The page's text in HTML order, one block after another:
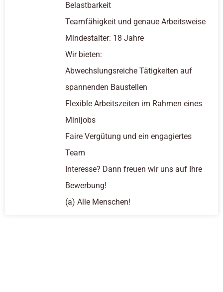
Belastbarkeit
Teamfähigkeit und genaue Arbeitsweise
Mindestalter: 18 Jahre
Wir bieten:
Abwechslungsreiche Tätigkeiten auf
spannenden Baustellen
Flexible Arbeitszeiten im Rahmen eines
Minijobs
Faire Vergütung und ein engagiertes
Team
Interesse? Dann freuen wir uns auf Ihre
Bewerbung!
(a) Alle Menschen!